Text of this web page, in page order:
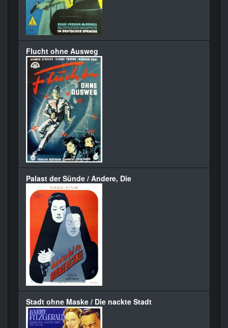
Flucht ohne Ausweg
Palast der Sünde / Andere, Die
Stadt ohne Maske / Die nackte Stadt